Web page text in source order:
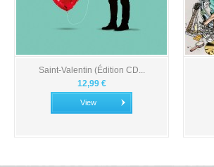
Saint-Valentin (Édition CD...
12,99 €
View